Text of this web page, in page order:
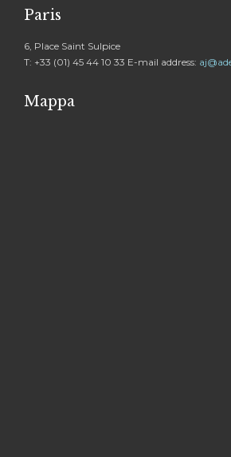
Paris
6, Place Saint Sulpice
T: +33 (01) 45 44 10 33 E-mail address:
Mappa